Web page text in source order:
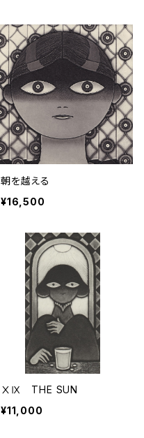
朝を越える
¥16,500
ⅩⅨ THE SUN
¥11,000